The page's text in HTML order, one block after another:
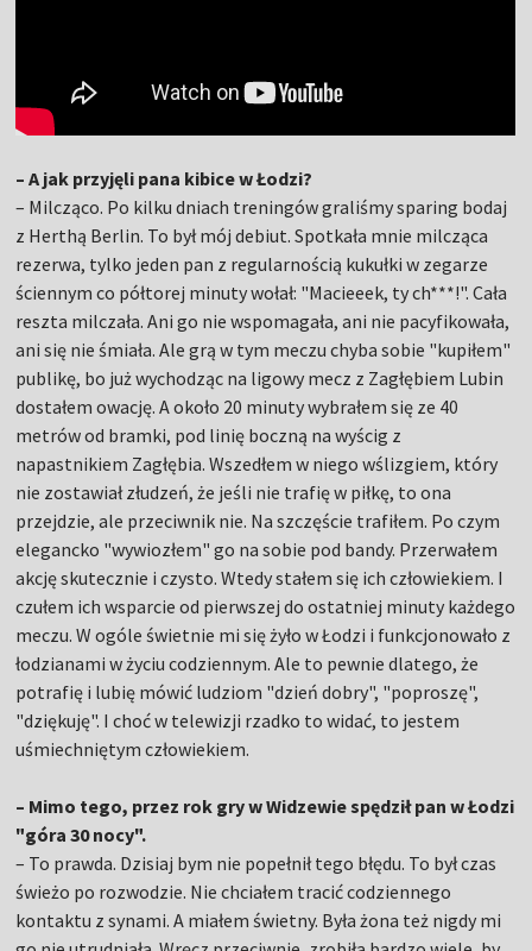
– A jak przyjęli pana kibice w Łodzi?
– Milcząco. Po kilku dniach treningów graliśmy sparing bodaj
z Herthą Berlin. To był mój debiut. Spotkała mnie milcząca
rezerwa, tylko jeden pan z regularnością kukułki w zegarze
ściennym co półtorej minuty wołał: "Macieeek, ty ch***!". Cała
reszta milczała. Ani go nie wspomagała, ani nie pacyfikowała,
ani się nie śmiała. Ale grą w tym meczu chyba sobie "kupiłem"
publikę, bo już wychodząc na ligowy mecz z Zagłębiem Lubin
dostałem owację. A około 20 minuty wybrałem się ze 40
metrów od bramki, pod linię boczną na wyścig z
napastnikiem Zagłębia. Wszedłem w niego wślizgiem, który
nie zostawiał złudzeń, że jeśli nie trafię w piłkę, to ona
przejdzie, ale przeciwnik nie. Na szczęście trafiłem. Po czym
elegancko "wywiozłem" go na sobie pod bandy. Przerwałem
akcję skutecznie i czysto. Wtedy stałem się ich człowiekiem. I
czułem ich wsparcie od pierwszej do ostatniej minuty każdego
meczu. W ogóle świetnie mi się żyło w Łodzi i funkcjonowało z
łodzianami w życiu codziennym. Ale to pewnie dlatego, że
potrafię i lubię mówić ludziom "dzień dobry", "poproszę",
"dziękuję". I choć w telewizji rzadko to widać, to jestem
uśmiechniętym człowiekiem.
– Mimo tego, przez rok gry w Widzewie spędził pan w Łodzi
"góra 30 nocy".
– To prawda. Dzisiaj bym nie popełnił tego błędu. To był czas
świeżo po rozwodzie. Nie chciałem tracić codziennego
kontaktu z synami. A miałem świetny. Była żona też nigdy mi